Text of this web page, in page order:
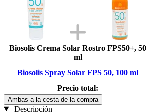
Biosolis Crema Solar Rostro FPS50+, 50
ml
Biosolis Spray Solar FPS 50, 100 ml
Precio total:
Ambas a la cesta de la compra
Descripción